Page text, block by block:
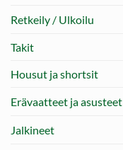
Retkeily / Ulkoilu
Takit
Housut ja shortsit
Erävaatteet ja asusteet
Jalkineet